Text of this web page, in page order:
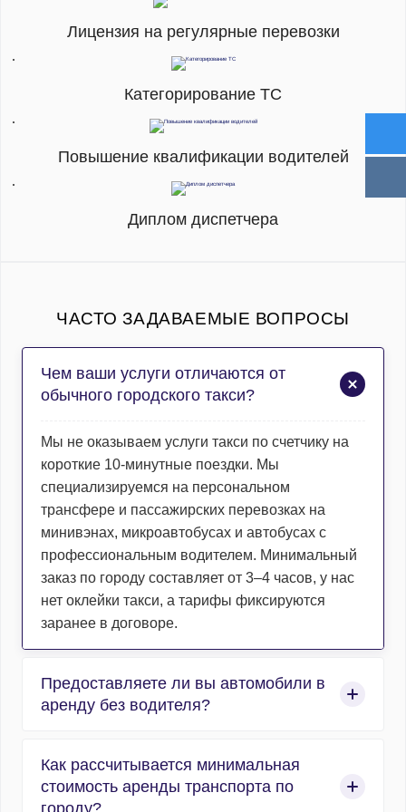
Лицензия на регулярные перевозки
Категорирование ТС
Повышение квалификации водителей
Диплом диспетчера
ЧАСТО ЗАДАВАЕМЫЕ ВОПРОСЫ
Чем ваши услуги отличаются от
обычного городского такси?
Мы не оказываем услуги такси по счетчику на
короткие 10-минутные поездки. Мы
специализируемся на персональном
трансфере и пассажирских перевозках на
минивэнах, микроавтобусах и автобусах с
профессиональным водителем. Минимальный
заказ по городу составляет от 3–4 часов, у нас
нет оклейки такси, а тарифы фиксируются
заранее в договоре.
Предоставляете ли вы автомобили в
аренду без водителя?
организованных пассажирских перевозок, и
абсолютно весь автотранспорт
Как рассчитывается минимальная
стоимость аренды транспорта по